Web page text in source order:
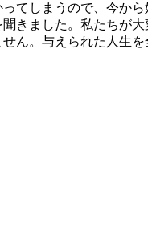
てしまうので、今から
きました。私たちが
ん。与えられた人生